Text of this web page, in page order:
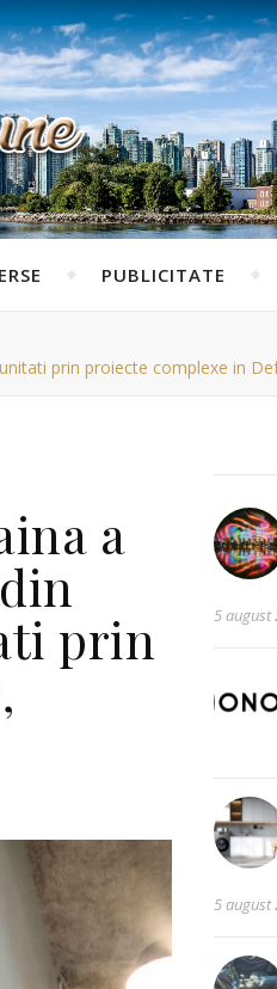
PUBLICITATE
prin proiecte complexe in
a
prin
5 august
5 august